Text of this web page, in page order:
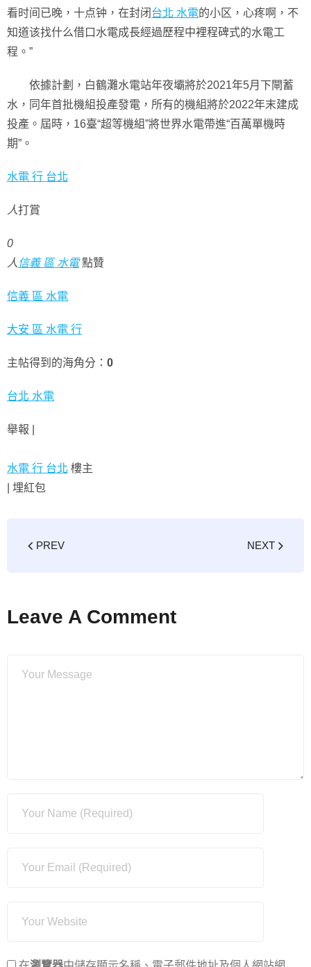
看时间已晚，十点钟，在封闭 台北 水電的小区，心疼啊，不
知道该找什么借口水電成長經過歷程中裡程碑式的水電工
程。”
依據計劃，白鶴灘水電站年夜壩將於2021年5月下閘蓄
水，同年首批機組投產發電，所有的機組將於2022年末建成
投產。屆時，16臺“超等機組”將世界水電帶進“百萬單機時
期”。
水電 行 台北
人打賞
0
人 信義 區 水電點贊
信義 區 水電
大安 區 水電 行
主帖得到的海角分： 0
台北 水電
舉報 |
水電 行 台北 樓主
埋紅包
PREV NEXT
Leave A Comment